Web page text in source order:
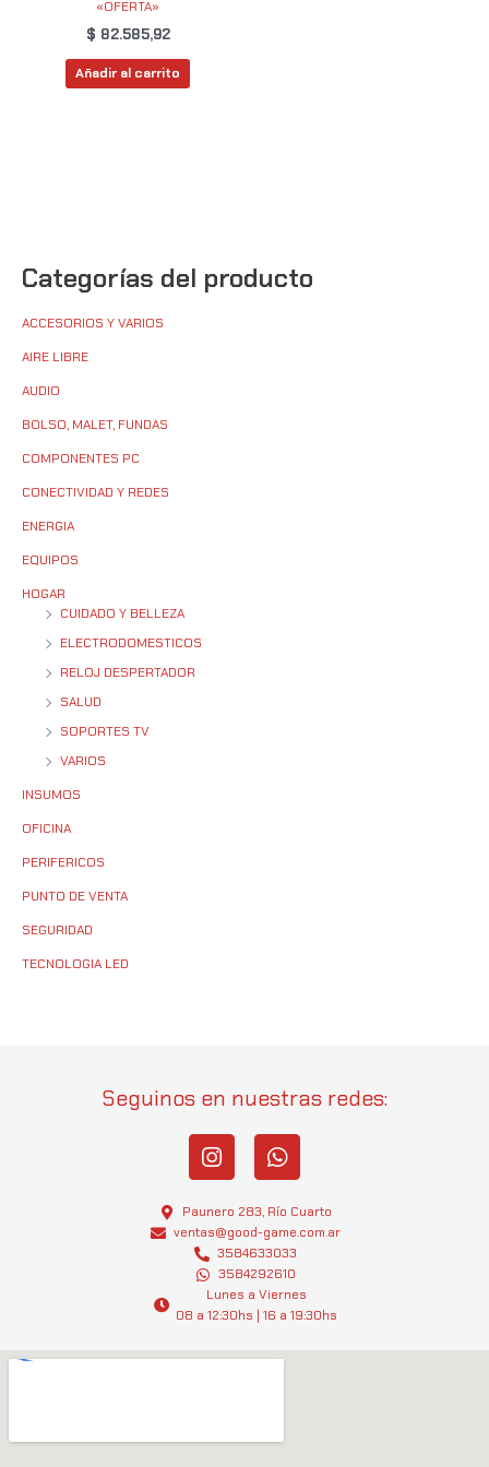
Categorías del producto
ACCESORIOS Y VARIOS
AIRE LIBRE
AUDIO
BOLSO, MALET, FUNDAS
COMPONENTES PC
CONECTIVIDAD Y REDES
ENERGIA
EQUIPOS
HOGAR
CUIDADO Y BELLEZA
ELECTRODOMESTICOS
RELOJ DESPERTADOR
SALUD
SOPORTES TV
VARIOS
INSUMOS
OFICINA
PERIFERICOS
PUNTO DE VENTA
SEGURIDAD
TECNOLOGIA LED
«OFERTA»
$ 82.585,92
Añadir al carrito
Seguinos en nuestras redes:
I
n
t
a
g
r
a
m
W
h
t
s
a
p
p
Paunero 283, Río Cuarto
ventas@good-game.com.ar
3584633033
3584292610
Lunes a Viernes
08 a 12:30hs | 16 a 19:30hs